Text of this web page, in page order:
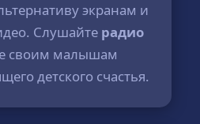
экранам и
Слушайте радио
своим малышам
детского счастья.